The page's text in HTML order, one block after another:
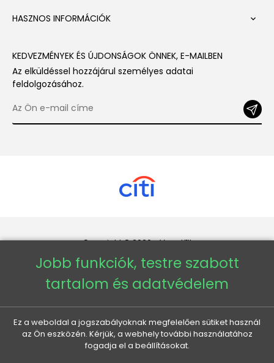
HASZNOS INFORMÁCIÓK 
KEDVEZMÉNYEK ÉS ÚJDONSÁGOK ÖNNEK, E-MAILBEN
Az elküldéssel hozzájárul személyes adatai
feldolgozásához.
Copyright © 2026 - Veneti™
Veneti HU
Veneti CZ
Veneti DE
Jobb funkciók, testre szabott
tartalom és adatvédelem
Ez a weboldal a jogszabályoknak megfelelően sütiket használ
az Ön eszközén. Kérjük, a webhely további használatához
fogadja el a beállításokat.